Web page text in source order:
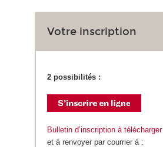
Votre inscription
2 possibilités :
Bulletin d’inscription à télécharger
et à renvoyer par courrier à :